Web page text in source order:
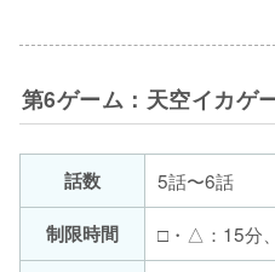
第6ゲーム：天空イカゲ
話数
5話〜6話
制限時間
□・△：15分